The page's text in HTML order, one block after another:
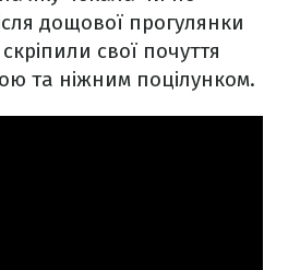
дощової прогулянки
свої почуття
та ніжним поцілунком.